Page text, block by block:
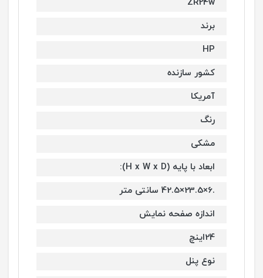
ZR24w
برند
HP
کشور سازنده
آمریکا
رنگ
مشکی
ابعاد با پایه (H x W x D):
.6×23.5×42.5 سانتی متر
اندازه صفحه نمایش
24اینچ
نوع پنل